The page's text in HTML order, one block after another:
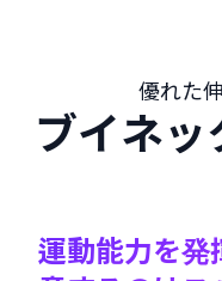
優れた
ブイネッ
運動能力を発